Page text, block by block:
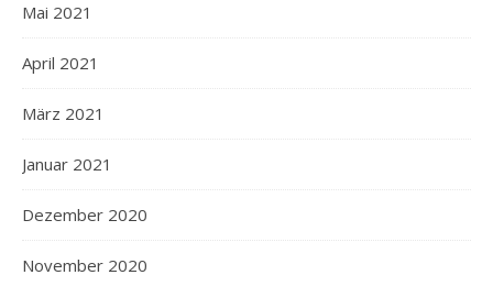
Mai 2021
April 2021
März 2021
Januar 2021
Dezember 2020
November 2020